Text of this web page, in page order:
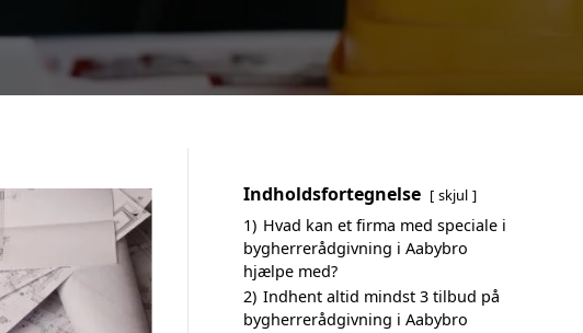
Indholdsfortegnelse skjul
1) Hvad kan et firma med speciale i
bygherrerådgivning i Aabybro
hjælpe med?
2) Indhent altid mindst 3 tilbud på
bygherrerådgivning i Aabybro